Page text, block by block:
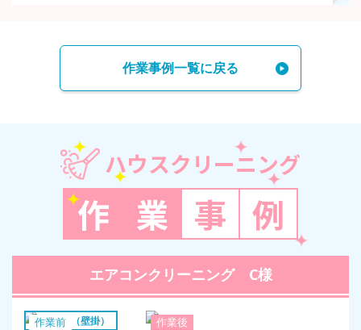
作業事例一覧に戻る
ハウスクリーニング
作 業 事 例
エアコンクリーニング C様
作業前 作業後
エアコン（壁掛）